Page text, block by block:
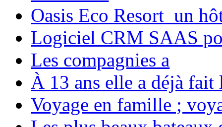
Oasis Eco Resort un
Logiciel CRM SAAS
Les compagnies a
À 13 ans elle a déjà
Voyage en famille ;